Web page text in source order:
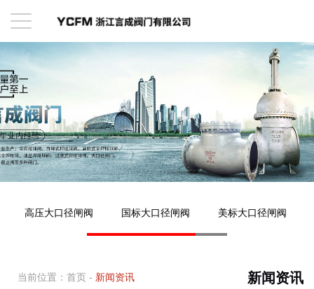
高压大口径闸阀 国标大口径闸阀 美标大口径闸阀
当前位置： 首页 - 新闻资讯 新闻资讯